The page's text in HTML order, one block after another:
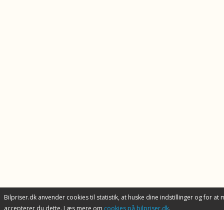
Bilpriser.dk anvender cookies til statistik, at huske dine indstillinger og for at
accepterer du dette. Læs mere om cookies på bilpriser.dk.